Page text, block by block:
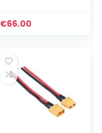
Spoorstaven FLY
€66.00